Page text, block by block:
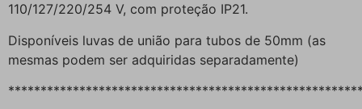
110/127/220/254 V, com proteção IP21.
Disponíveis luvas de união para tubos de 50mm (as
mesmas podem ser adquiridas separadamente)